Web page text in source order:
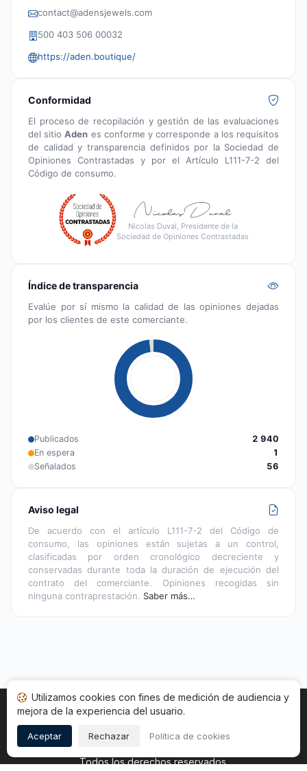
contact@adensjewels.com
500 403 506 00032
https://aden.boutique/
Conformidad
El proceso de recopilación y gestión de las evaluaciones
del sitioAden es conforme y corresponde a los requisitos
de calidad y transparencia definidos por la Sociedad de
Opiniones Contrastadas y por el Artículo L111-7-2 del
Código de consumo.
Nicolas Duval, Presidente de la
Sociedad de Opiniones Contrastadas
Índice de transparencia
Evalúe por sí mismo la calidad de las opiniones dejadas
por los clientes de este comerciante.
Publicados
2 940
En espera
1
Señalados
56
Aviso legal
De acuerdo con el artículo L111-7-2 del Código de
consumo, las opiniones están sujetas a un control,
clasificadas por orden cronológico decreciente y
conservadas durante toda la duración de ejecución del
contrato del comerciante. Opiniones recogidas sin
ninguna contraprestación. Saber más…
Inicio Estado opiniones Categorías
Copyright © 2026
Todos los derechos reservados.
Utilizamos cookies con fines de medición de audiencia y
mejora de la experiencia del usuario.
Aceptar Rechazar Política de cookies